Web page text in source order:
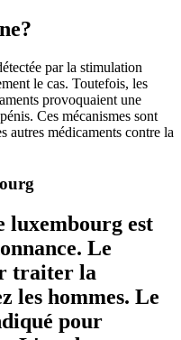
par la stimulation
le cas. Toutefois, les
provoquaient une
Ces mécanismes sont
autres médicaments contre la
luxembourg est
Le
traiter la
les hommes. Le
pour